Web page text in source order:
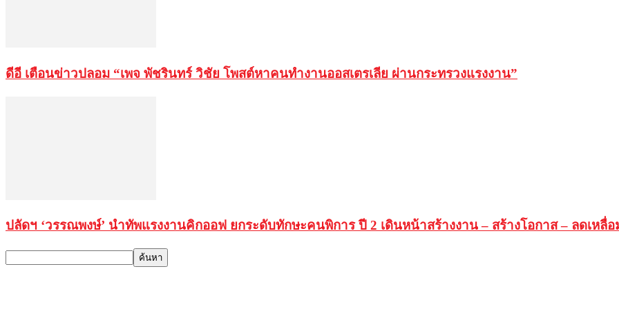
ดีอี เตือนข่าวปลอม “เพจ พัชรินทร์ วิชัย โพสต์หาคนทำงานออสเตรเลีย ผ่านกระทรวงแรงงาน”
ปลัดฯ ‘วรรณพงษ์’ นำทัพแรงงานคิกออฟ ยกระดับทักษะคนพิการ ปี 2 เดินหน้าสร้างงาน – สร้างโอกาส – ลดเหลื่อ